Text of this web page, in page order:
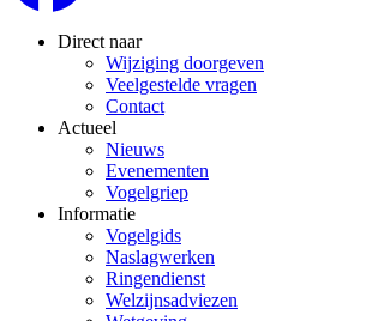
Direct naar
Wijziging doorgeven
Veelgestelde vragen
Contact
Actueel
Nieuws
Evenementen
Vogelgriep
Informatie
Vogelgids
Naslagwerken
Ringendienst
Welzijnsadviezen